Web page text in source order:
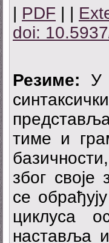
PDF
doi:
Резиме: У
тимe и
збoг
сe
циклусa
наставља